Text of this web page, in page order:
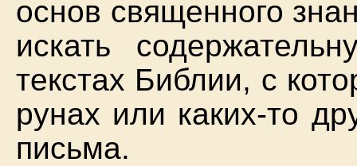
основ священного
искать
текстах Библии, с
рунах или каких-то
письма.